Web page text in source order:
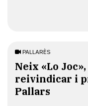
PALLARÈS
​Neix «Lo
reivindicar i
Pallars